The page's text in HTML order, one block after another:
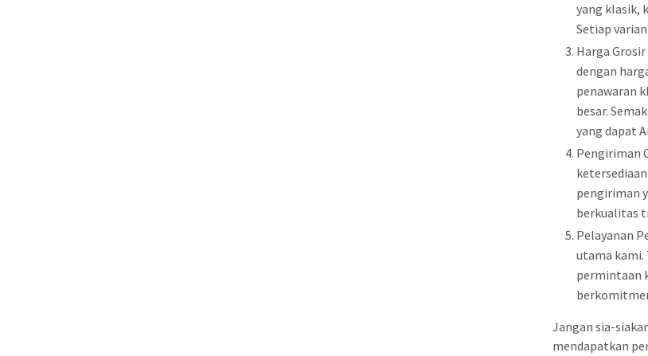
yang klasik,
Setiap
Harga
dengan
penawaran
besar.
yang dapat
Pengiriman
pengiriman
berkualitas
Pelayanan
utama kami.
permintaan
Jangan sia-
mendapatkan